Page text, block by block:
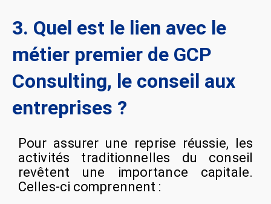
3. Quel est le lien avec le
métier premier de GCP
Consulting, le conseil aux
entreprises ?
Pour assurer une reprise réussie, les
activités traditionnelles du conseil
revêtent une importance capitale.
Celles-ci comprennent :